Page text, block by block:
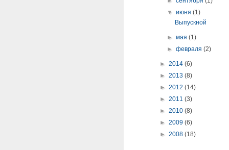
▼июня(1)
Выпускной
►мая(1)
►февраля(2)
► 2014 (6)
► 2013 (8)
► 2012 (14)
► 2011 (3)
► 2010 (8)
► 2009 (6)
► 2008 (18)